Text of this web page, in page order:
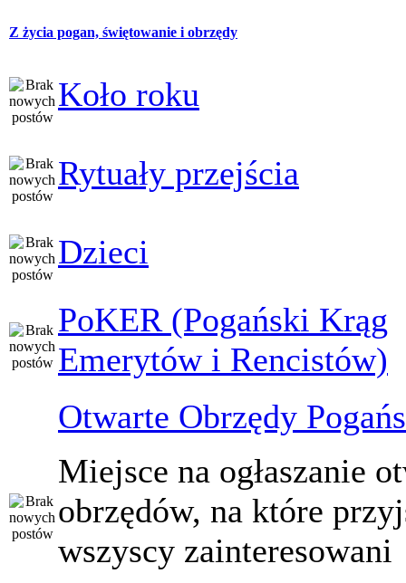
Z życia pogan, świętowanie i obrzędy
Koło roku
Rytuały przejścia
Dzieci
PoKER (Pogański Krąg
Emerytów i Rencistów)
Otwarte Obrzędy
Miejsce na ogłaszanie
obrzędów, na które
wszyscy zainteresowani